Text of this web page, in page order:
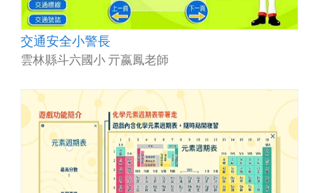
交通安全小警長
雲林縣斗六國小 亓嬴鳳老師